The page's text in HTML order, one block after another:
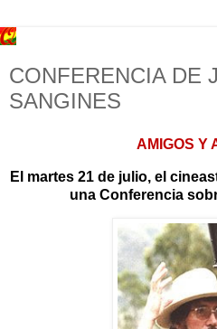
CONFERENCIA DE
SANGINES
AMIGOS Y
El martes 21 de julio, el
una Conferencia